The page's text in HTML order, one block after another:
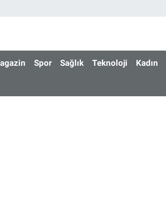
Spor Sağlık Teknoloji Kadın